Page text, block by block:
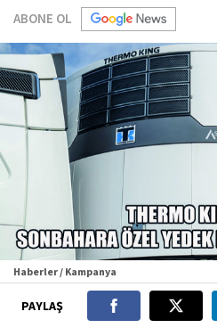
ABONE OL
Haberler / Kampanya
PAYLAŞ